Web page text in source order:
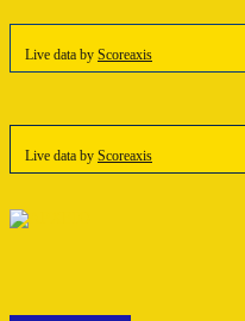
Live data by Scoreaxis
Live data by Scoreaxis